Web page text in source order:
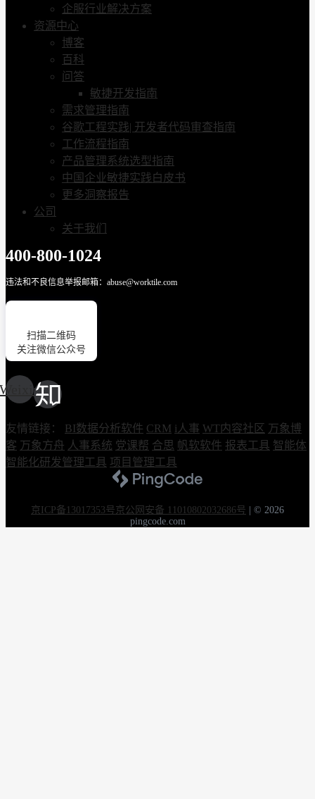
企服行业解决方案
资源中心
博客
百科
问答
敏捷开发指南
需求管理指南
谷歌工程实践| 开发者代码审查指南
工作流程指南
产品管理系统选型指南
中国企业敏捷实践白皮书
更多洞察报告
公司
关于我们
400-800-1024
违法和不良信息举报邮箱：abuse@worktile.com
扫描二维码
关注微信公众号
Weixin
友情链接： BI数据分析软件 CRM i人事 WT内容社区 万象博
客 万象方舟 人事系统 党课帮 合思 帆软软件 报表工具 智能体
智能化研发管理工具 项目管理工具
京ICP备13017353号京公网安备 11010802032686号
© 2026
pingcode.com